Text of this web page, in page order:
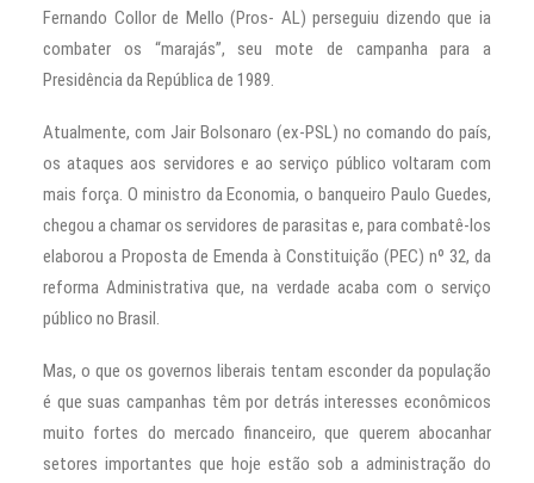
Fernando Collor de Mello (Pros- AL) perseguiu dizendo que ia
combater os “marajás”, seu mote de campanha para a
Presidência da República de 1989.
Atualmente, com Jair Bolsonaro (ex-PSL) no comando do país,
os ataques aos servidores e ao serviço público voltaram com
mais força. O ministro da Economia, o banqueiro Paulo Guedes,
chegou a chamar os servidores de parasitas e, para combatê-los
elaborou a Proposta de Emenda à Constituição (PEC) nº 32, da
reforma Administrativa que, na verdade acaba com o serviço
público no Brasil.
Mas, o que os governos liberais tentam esconder da população
é que suas campanhas têm por detrás interesses econômicos
muito fortes do mercado financeiro, que querem abocanhar
setores importantes que hoje estão sob a administração do